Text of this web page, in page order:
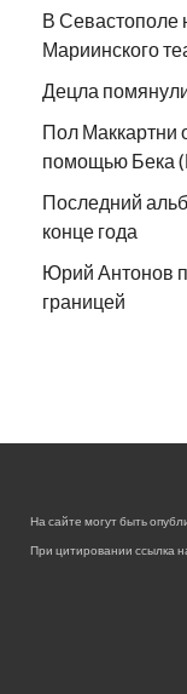
В Севастополе
Мариинского
Децла
Пол Маккартни
помощью Бека
Последний
конце года
Юрий Антонов
границей
На сайте могут быть
При цитировании ссылка